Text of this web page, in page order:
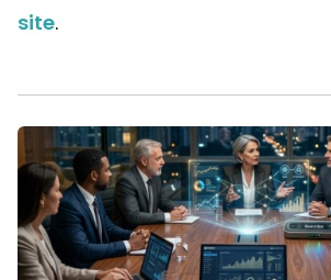
site.